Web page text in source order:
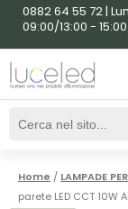
0882 64 55 72 |
09:00/13:00 -
Home / LAMPADE
parete LED CCT